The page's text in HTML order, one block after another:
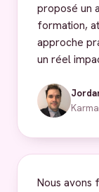
proposé un
formation,
approche
un réel
Nous avons